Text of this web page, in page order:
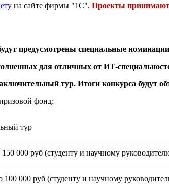
на сайте фирмы "1С". Проекты
предусмотрены специальные
для отличных от ИТ-
тур. Итоги конкурса будут
фонд:
тур
000 руб (студенту и научному
100 000 руб (студенту и научному